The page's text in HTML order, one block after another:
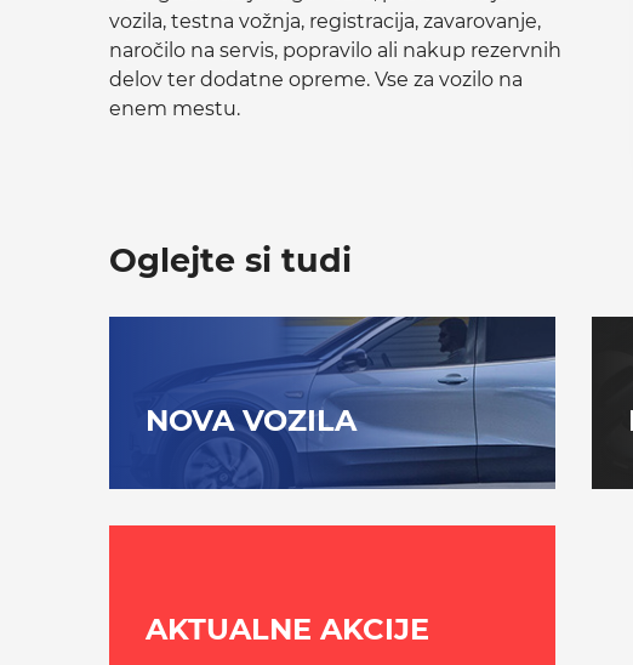
vozila, testna vožnja, registracija, zavarovanje,
naročilo na servis, popravilo ali nakup rezervnih
delov ter dodatne opreme. Vse za vozilo na
enem mestu.
Oglejte si tudi
NOVA VOZILA
AKTUALNE AKCIJE